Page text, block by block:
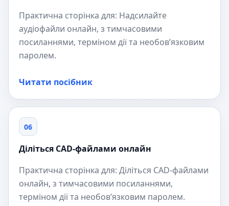
Практична сторінка для: Надсилайте
аудіофайли онлайн, з тимчасовими
посиланнями, терміном дії та необов’язковим
паролем.
Читати посібник
06
Діліться CAD-файлами онлайн
Практична сторінка для: Діліться CAD-файлами
онлайн, з тимчасовими посиланнями,
терміном дії та необов’язковим паролем.